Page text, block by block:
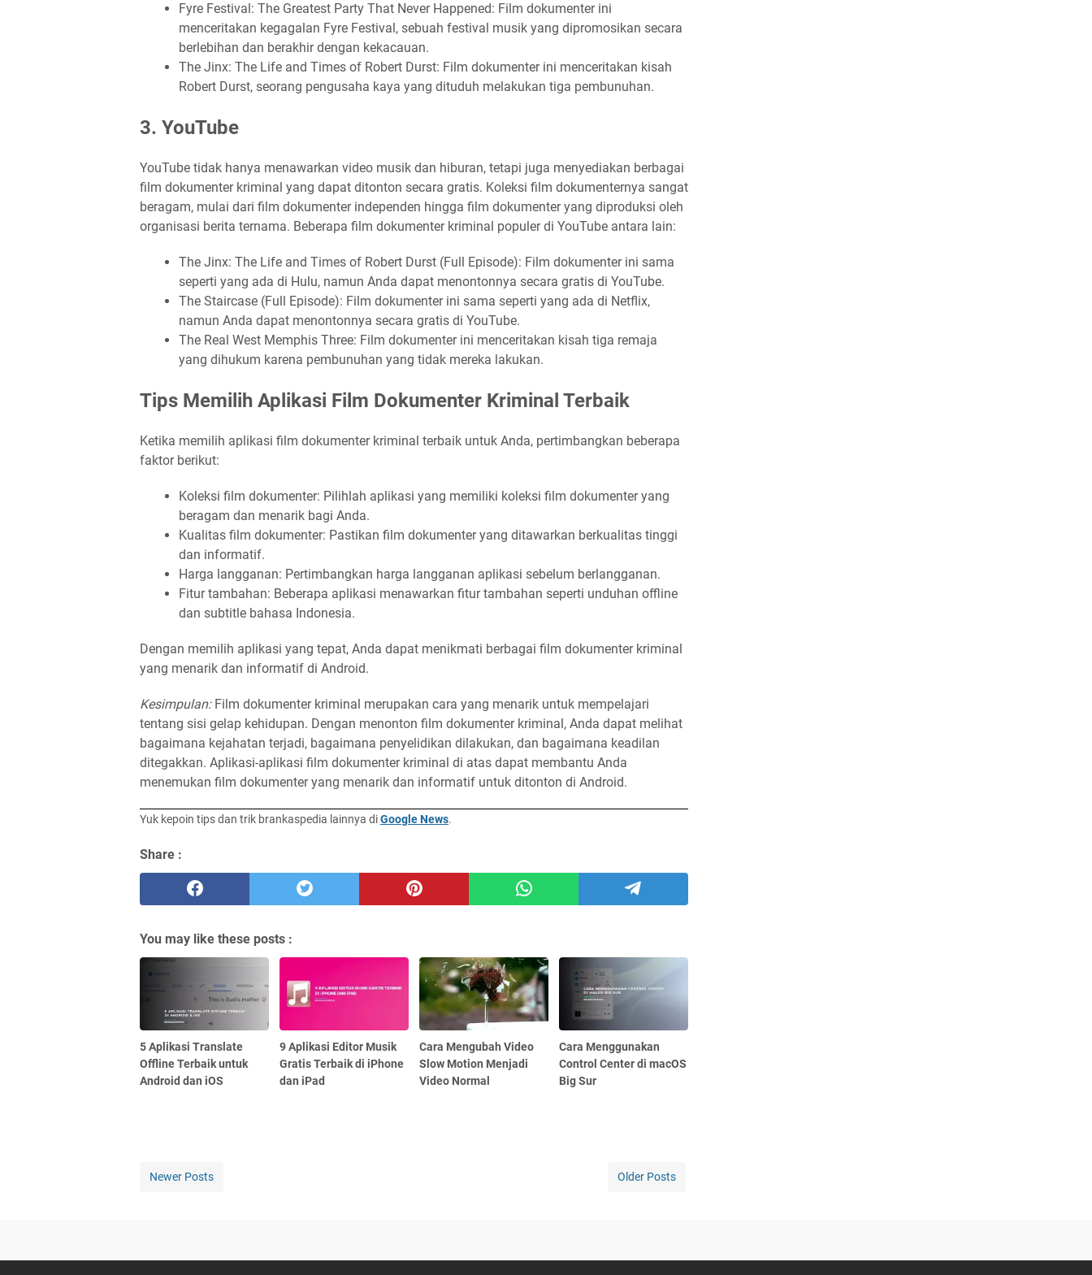
Fyre Festival: The Greatest Party That Never Happened: Film dokumenter ini
menceritakan kegagalan Fyre Festival, sebuah festival musik yang dipromosikan secara
berlebihan dan berakhir dengan kekacauan.
The Jinx: The Life and Times of Robert Durst: Film dokumenter ini menceritakan kisah
Robert Durst, seorang pengusaha kaya yang dituduh melakukan tiga pembunuhan.
3. YouTube
YouTube tidak hanya menawarkan video musik dan hiburan, tetapi juga menyediakan berbagai
film dokumenter kriminal yang dapat ditonton secara gratis. Koleksi film dokumenternya sangat
beragam, mulai dari film dokumenter independen hingga film dokumenter yang diproduksi oleh
organisasi berita ternama. Beberapa film dokumenter kriminal populer di YouTube antara lain:
The Jinx: The Life and Times of Robert Durst (Full Episode): Film dokumenter ini sama
seperti yang ada di Hulu, namun Anda dapat menontonnya secara gratis di YouTube.
The Staircase (Full Episode): Film dokumenter ini sama seperti yang ada di Netflix,
namun Anda dapat menontonnya secara gratis di YouTube.
The Real West Memphis Three: Film dokumenter ini menceritakan kisah tiga remaja
yang dihukum karena pembunuhan yang tidak mereka lakukan.
Tips Memilih Aplikasi Film Dokumenter Kriminal Terbaik
Ketika memilih aplikasi film dokumenter kriminal terbaik untuk Anda, pertimbangkan beberapa
faktor berikut:
Koleksi film dokumenter: Pilihlah aplikasi yang memiliki koleksi film dokumenter yang
beragam dan menarik bagi Anda.
Kualitas film dokumenter: Pastikan film dokumenter yang ditawarkan berkualitas tinggi
dan informatif.
Harga langganan: Pertimbangkan harga langganan aplikasi sebelum berlangganan.
Fitur tambahan: Beberapa aplikasi menawarkan fitur tambahan seperti unduhan offline
dan subtitle bahasa Indonesia.
Dengan memilih aplikasi yang tepat, Anda dapat menikmati berbagai film dokumenter kriminal
yang menarik dan informatif di Android.
Kesimpulan:Film dokumenter kriminal merupakan cara yang menarik untuk mempelajari
tentang sisi gelap kehidupan. Dengan menonton film dokumenter kriminal, Anda dapat melihat
bagaimana kejahatan terjadi, bagaimana penyelidikan dilakukan, dan bagaimana keadilan
ditegakkan. Aplikasi-aplikasi film dokumenter kriminal di atas dapat membantu Anda
menemukan film dokumenter yang menarik dan informatif untuk ditonton di Android.
Yuk kepoin tips dan trik brankaspedia lainnya diGoogle News.
Share :
You may like these posts :
5 Aplikasi Translate
Offline Terbaik untuk
Android dan iOS
9 Aplikasi Editor Musik
Gratis Terbaik di iPhone
dan iPad
Cara Mengubah Video
Slow Motion Menjadi
Video Normal
Cara Menggunakan
Control Center di macOS
Big Sur
Newer Posts Older Posts